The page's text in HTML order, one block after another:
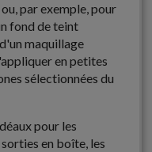
par exemple, pour
fond de teint
maquillage
en petites
sélectionnées du
pour les
en boîte, les